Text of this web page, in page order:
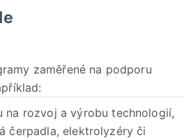
zaměřené na podporu
na rozvoj a výrobu technologií,
čerpadla, elektrolyzéry či